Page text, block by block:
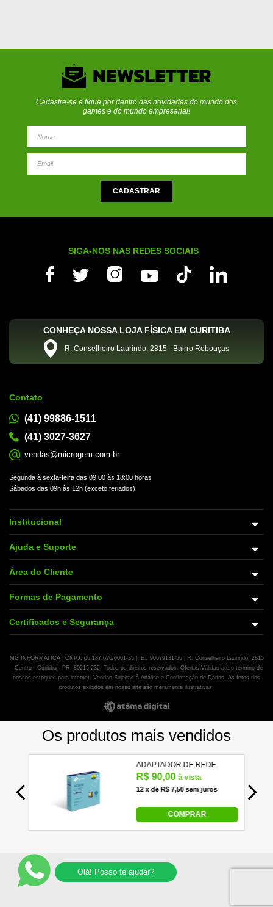
Cadastre-se e fique por dentro das novidades do mundo dos
games e do mundo empresarial!
SIGA-NOS NAS REDES SOCIAIS
CONHEÇA NOSSA LOJA FÍSICA EM CURITIBA
R. Conselheiro Laurindo, 2815 - Bairro Rebouças
Contato
(41) 99886-1511
(41) 3027-3627
vendas@microgem.com.br
Segunda à sexta-feira das 09:00 às 18:00 horas
Sábados das 09h às 12h (exceto feriados)
Institucional
Ajuda e Suporte
Área do Cliente
Formas de Pagamento
Certificados e Segurança
MG INFORMATICA | CNPJ: 06.187.626/0001-35 | IE.: 90679131-56 | R. Conselheiro Laurindo, 2815
- Centro - Curitiba - PR, 80215-232. Todos os direitos reservados. Ofertas Válidas até o termino de
nossos estoques para internet. Vendas Sujeiras à Análise e Confirmação de Dados. As fotos dos
produtos exibidos em nosso site são meramente ilustrativas.
Olá! Posso te ajudar?